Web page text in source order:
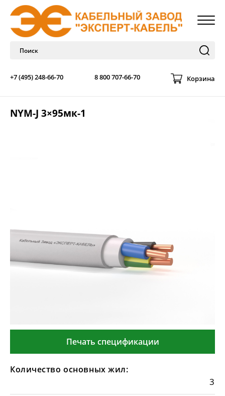
+7 (495) 248-66-70 8 800 707-66-70 Корзина
NYM-J 3×95мк-1
Печать спецификации
Количество основных жил:
3